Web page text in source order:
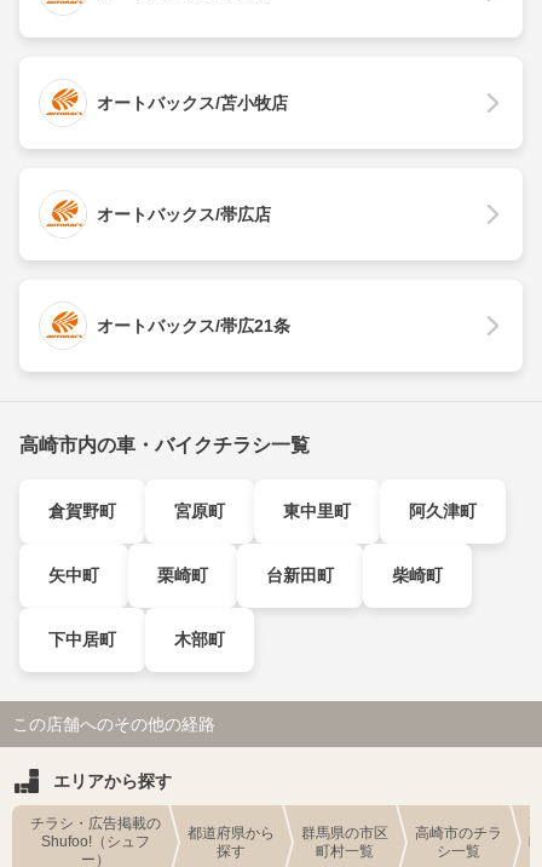
オートバックス/苫小牧店
オートバックス/帯広店
オートバックス/帯広21条
高崎市内の車・バイクチラシ一覧
倉賀野町 宮原町 東中里町 阿久津町
矢中町 栗崎町 台新田町 柴崎町
下中居町 木部町
この店舗へのその他の経路
エリアから探す
チラシ・広告掲載の
Shufoo!（シュフ
ー）
都道府県から
探す
群馬県の市区
町村一覧
高崎市のチラ
シ一覧